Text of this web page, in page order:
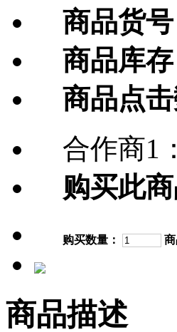
商品货号
商品库存
商品点击
合作商1：
购买此
购买数量： 商
商品描述